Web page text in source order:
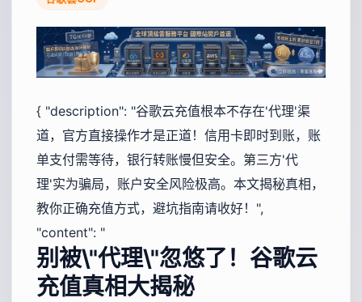
{ "description": "谷歌云充值根本不存在'代理'渠
道，官方直接操作才是正道！信用卡即时到账，账
单支付需等待，银行转账慢但安全。第三方'代
理'实为骗局，账户安全风险极高。本文揭秘真相，
教你正确充值方式，避坑指南请收好！",
"content": "
别被\"代理\"忽悠了！谷歌云
充值真相大揭秘